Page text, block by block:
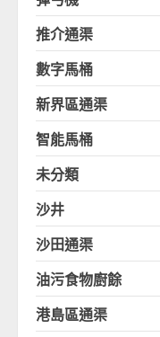
推介通渠
數字馬桶
新界區通渠
智能馬桶
未分類
沙井
沙田通渠
油污食物廚餘
港島區通渠